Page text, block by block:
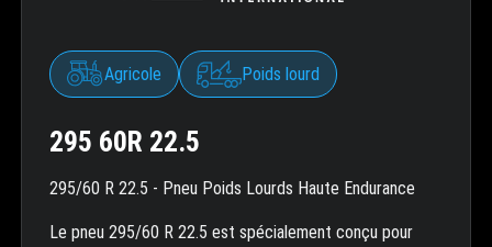
Agricole Poids lourd
295 60R 22.5
295/60 R 22.5 - Pneu Poids Lourds Haute Endurance
Le pneu 295/60 R 22.5 est spécialement conçu pour